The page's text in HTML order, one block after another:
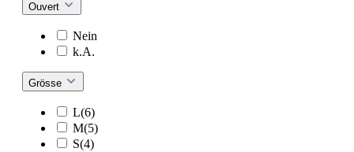
Ouvert
Nein
k.A.
Grösse
L(6)
M(5)
S(4)